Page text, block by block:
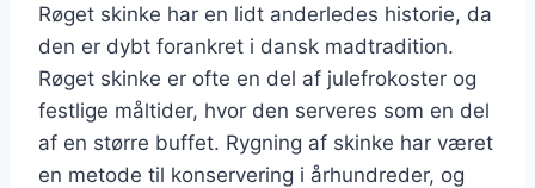
Røget skinke har en lidt anderledes historie, da
den er dybt forankret i dansk madtradition.
Røget skinke er ofte en del af julefrokoster og
festlige måltider, hvor den serveres som en del
af en større buffet. Rygning af skinke har været
en metode til konservering i århundreder, og